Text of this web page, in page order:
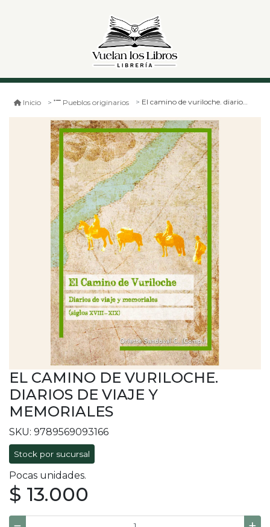
Inicio Pueblos originarios El camino de vuriloche. diarios de viaje y memoriales
EL CAMINO DE VURILOCHE.
DIARIOS DE VIAJE Y
MEMORIALES
SKU: 9789569093166
Stock por sucursal
Pocas unidades.
$ 13.000